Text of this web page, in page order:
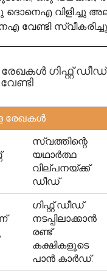
ദൊനെഎ വിളിച്ചു
വേണ്ടി
ഗിഫ്റ്റ് ഡീഡ്
സ്വത്തിന്റെ
യഥാർത്ഥ
വില്പനയ്ക്ക്
ഡീഡ്
ഗിഫ്റ്റ് ഡീഡ്
നടപ്പിലാക്കാൻ
രണ്ട്
കക്ഷികളുടെ
പാൻ കാർഡ്.